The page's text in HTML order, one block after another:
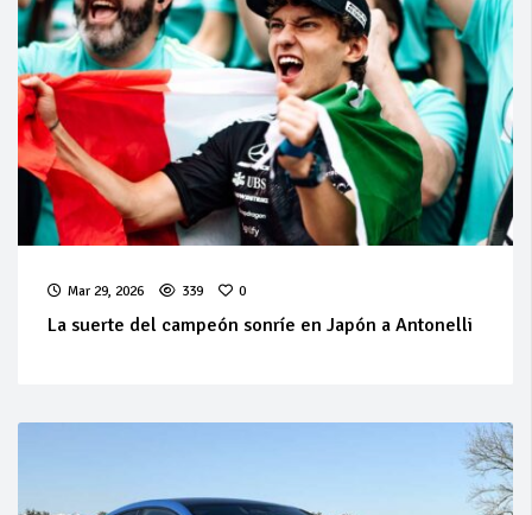
Mar 29, 2026 339 0
La suerte del campeón sonríe en Japón a Antonelli